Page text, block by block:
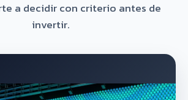
a decidir con criterio antes de
invertir.